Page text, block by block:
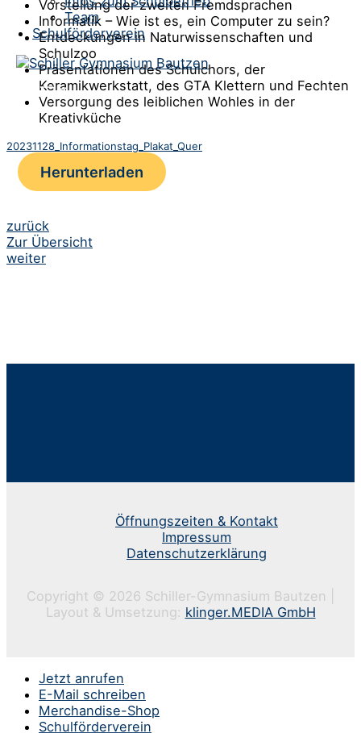
Team
Schulförderverein
Vorstellung der zweiten Fremdsprachen
Informatik – Wie ist es, ein Computer zu sein?
Entdeckungen in Naturwissenschaften und
Schulzoo
Präsentationen des Schulchors, der
Keramikwerkstatt, des GTA Klettern und Fechten
Versorgung des leiblichen Wohles in der
Kreativküche
20231128_Informationstag_Plakat_Quer
Herunterladen
Beitrags-
Navigation
zurück
Zur Übersicht
weiter
Öffnungszeiten & Kontakt
Impressum
Datenschutzerklärung
Copyright © 2026 Schiller-Gymnasium Bautzen |
Layout & Umsetzung: klinger.MEDIA GmbH
Jetzt anrufen
E-Mail schreiben
Merchandise-Shop
Schulförderverein